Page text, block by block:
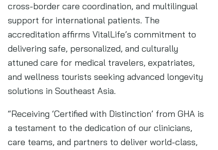
cross-border care coordination, and multilingual
support for international patients. The
accreditation affirms VitalLife’s commitment to
delivering safe, personalized, and culturally
attuned care for medical travelers, expatriates,
and wellness tourists seeking advanced longevity
solutions in Southeast Asia.
“Receiving ‘Certified with Distinction’ from GHA is
a testament to the dedication of our clinicians,
care teams, and partners to deliver world-class,